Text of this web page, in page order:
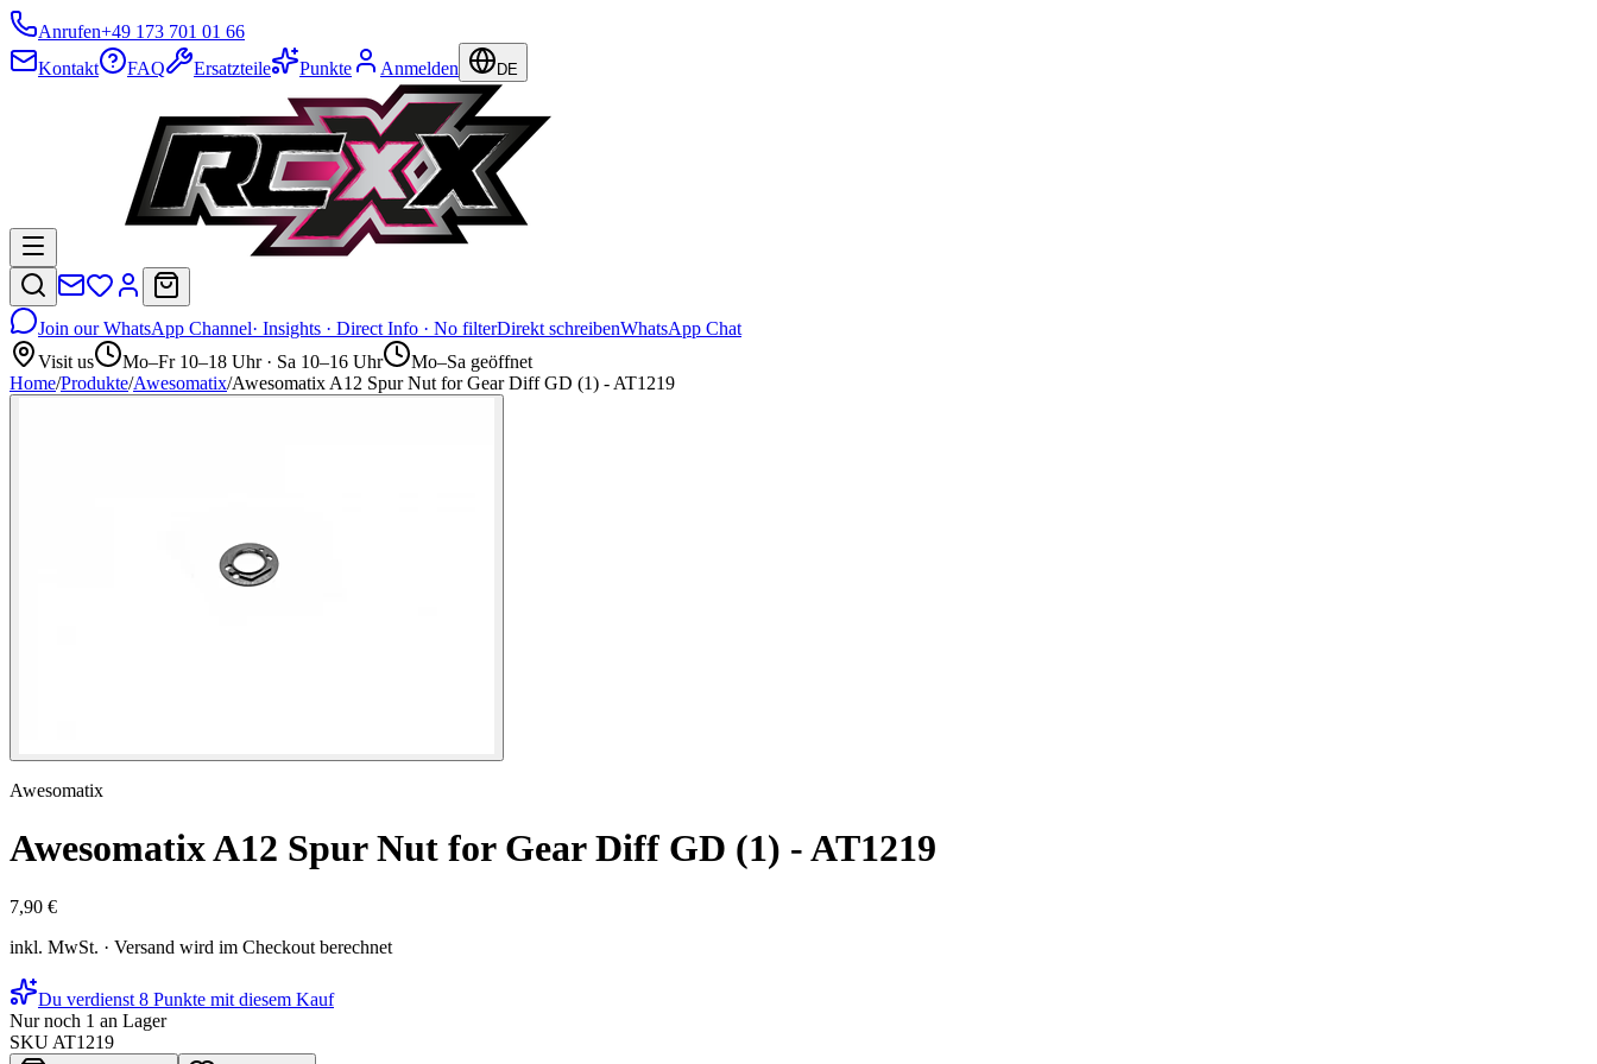
Anrufen+49 173 701 01 66
Kontakt
FAQ Ersatzteile Punkte Anmelden DE
Join our WhatsApp Channel· Insights · Direct Info · No filterDirekt schreibenWhatsApp Chat
Visit us
Mo–Fr 10–18 Uhr · Sa 10–16 Uhr
Mo–Sa geöffnet
Home/Produkte/Awesomatix/Awesomatix A12 Spur Nut for Gear Diff GD (1) - AT1219
Awesomatix
Awesomatix A12 Spur Nut for Gear Diff GD (1) - AT1219
7,90 €
inkl. MwSt. · Versand wird im Checkout berechnet
Du verdienst 8 Punkte mit diesem Kauf
Nur noch 1 an Lager
SKU AT1219